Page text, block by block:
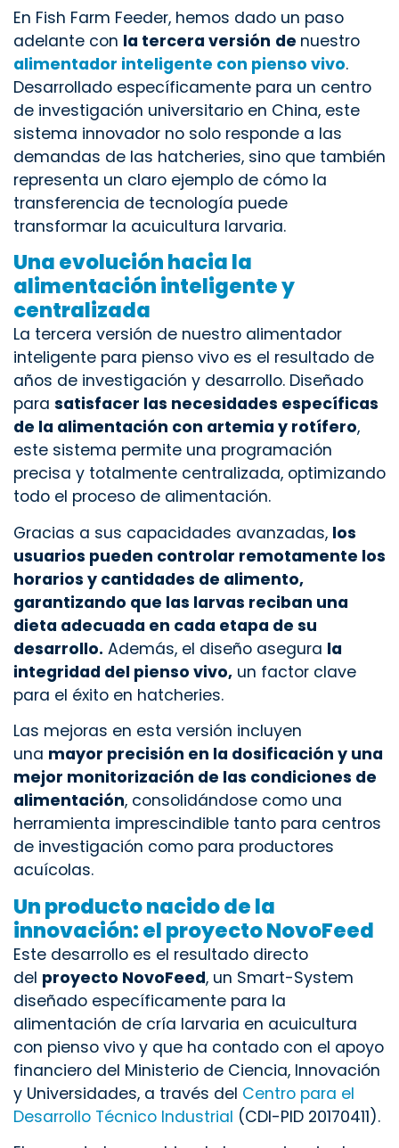
En Fish Farm Feeder, hemos dado un paso
adelante con la tercera versión de nuestro
alimentador inteligente con pienso vivo.
Desarrollado específicamente para un centro
de investigación universitario en China, este
sistema innovador no solo responde a las
demandas de las hatcheries, sino que también
representa un claro ejemplo de cómo la
transferencia de tecnología puede
transformar la acuicultura larvaria.
Una evolución hacia la
alimentación inteligente y
centralizada
La tercera versión de nuestro alimentador
inteligente para pienso vivo es el resultado de
años de investigación y desarrollo. Diseñado
para satisfacer las necesidades específicas
de la alimentación con artemia y rotífero,
este sistema permite una programación
precisa y totalmente centralizada, optimizando
todo el proceso de alimentación.
Gracias a sus capacidades avanzadas, los
usuarios pueden controlar remotamente los
horarios y cantidades de alimento,
garantizando que las larvas reciban una
dieta adecuada en cada etapa de su
desarrollo. Además, el diseño asegura la
integridad del pienso vivo, un factor clave
para el éxito en hatcheries.
Las mejoras en esta versión incluyen
una mayor precisión en la dosificación y una
mejor monitorización de las condiciones de
alimentación, consolidándose como una
herramienta imprescindible tanto para centros
de investigación como para productores
acuícolas.
Un producto nacido de la
innovación: el proyecto NovoFeed
Este desarrollo es el resultado directo
del proyecto NovoFeed, un Smart-System
diseñado específicamente para la
alimentación de cría larvaria en acuicultura
con pienso vivo y que ha contado con el apoyo
financiero del Ministerio de Ciencia, Innovación
y Universidades, a través del Centro para el
Desarrollo Técnico Industrial (CDI-PID 20170411).